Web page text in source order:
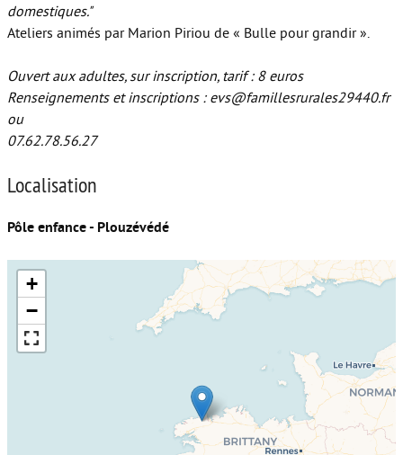
domestiques."
Ateliers animés par Marion Piriou de « Bulle pour grandir ».
Ouvert aux adultes, sur inscription, tarif : 8 euros
Renseignements et inscriptions : evs@famillesrurales29440.fr
ou
07.62.78.56.27
Localisation
Pôle enfance - Plouzévédé
+
−